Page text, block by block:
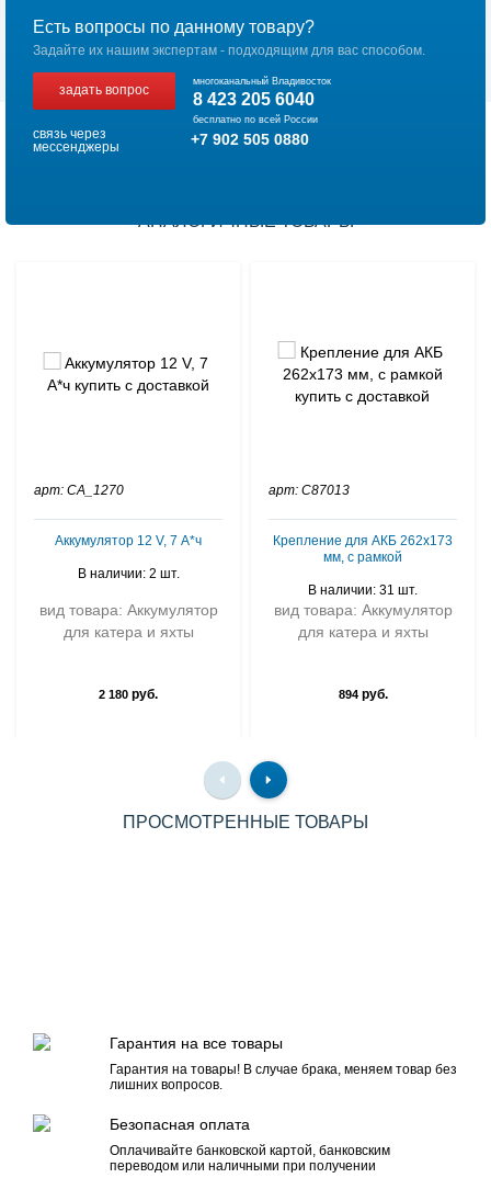
Есть вопросы по данному товару?
Задайте их нашим экспертам - подходящим для вас способом.
задать вопрос
многоканальный Владивосток
8 423 205 6040
бесплатно по всей России
связь через
мессенджеры
+7 902 505 0880
АНАЛОГИЧНЫЕ ТОВАРЫ
арт: СА_1270
Аккумулятор 12 V, 7 А*ч
В наличии: 2 шт.
вид товара: Аккумулятор
для катера и яхты
2 180 руб.
арт: C87013
Крепление для АКБ 262х173
мм, с рамкой
В наличии: 31 шт.
вид товара: Аккумулятор
для катера и яхты
894руб.
ПРОСМОТРЕННЫЕ ТОВАРЫ
Гарантия на все товары
Гарантия на товары! В случае брака, меняем товар без
лишних вопросов.
Безопасная оплата
Оплачивайте банковской картой, банковским
переводом или наличными при получении